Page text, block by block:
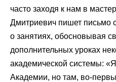
часто заходя к нам в
Дмитриевич пишет письмо
о занятиях, обосновывая
дополнительных уроках
академической системы:
Академии, но там, во-